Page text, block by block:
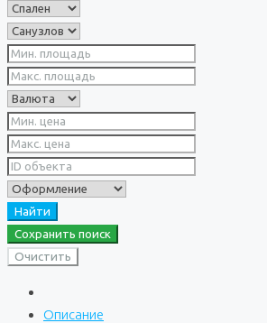
Найти
Сохранить поиск
Очистить
Описание